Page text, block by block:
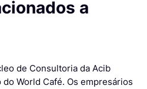
a
de Consultoria da Acib
World Café. Os empresários